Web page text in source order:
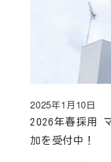
2026年春採用
加を受付中！
投稿日
2025年1月10日